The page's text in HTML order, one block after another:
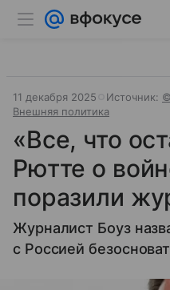
11 декабря 2025 Источник:
Внешняя политика
«Все, что
Рютте о
поразили
Журналист Боуз
с Россией